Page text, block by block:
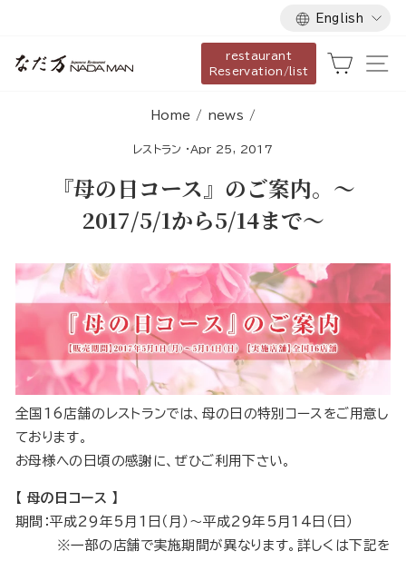
content
Language
English
restaurant
Reservation/list
Cart
Home / news /
レストラン · Apr 25, 2017
『母の日コース』のご案内。～
2017/5/1から5/14まで～
全国16店舗のレストランでは、母の日の特別コースをご用意し
ております。
お母様への日頃の感謝に、ぜひご利用下さい。
【 母の日コース 】
期間：平成29年5月1日（月）〜平成29年5月14日（日）
※一部の店舗で実施期間が異なります。詳しくは下記を